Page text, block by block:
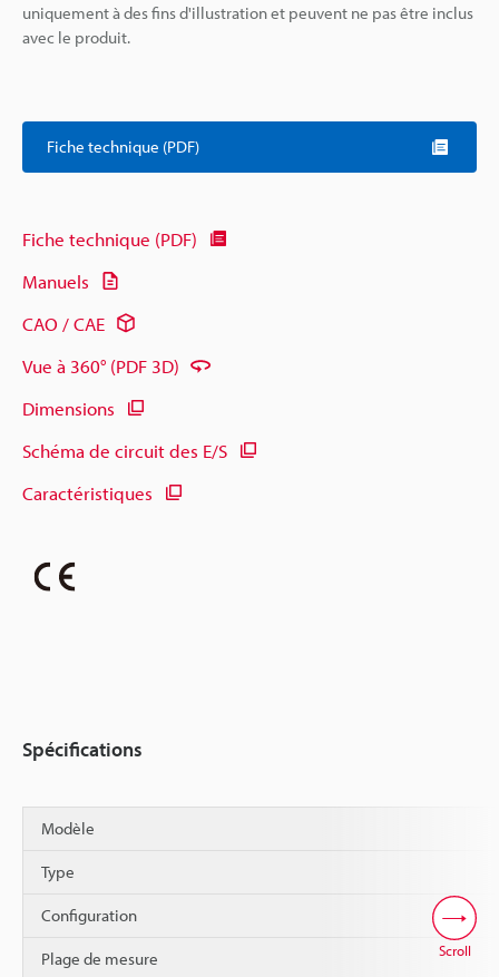
uniquement à des fins d'illustration et peuvent ne pas être inclus
avec le produit.
Fiche technique (PDF)
Fiche technique (PDF)
Manuels
CAO / CAE
Vue à 360° (PDF 3D)
Dimensions
Schéma de circuit des E/S
Caractéristiques
Spécifications
Modèle
Type
Configuration
Plage de mesure Scroll